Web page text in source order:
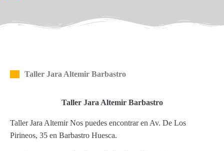
Taller Jara Altemir Barbastro
Taller Jara Altemir Barbastro
Taller Jara Altemir Nos puedes encontrar en Av. De Los
Pirineos, 35 en Barbastro Huesca.